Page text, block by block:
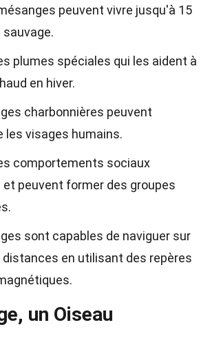
peuvent vivre jusqu'à 15
plumes spéciales qui les aident à
en hiver.
charbonnières peuvent
les visages humains.
comportements sociaux
peuvent former des groupes
sont capables de naviguer sur
distances en utilisant des repères
un Oiseau